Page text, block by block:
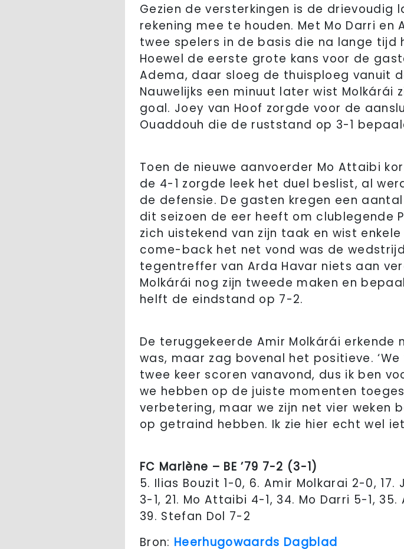
Gezien de versterkingen is de drievoudig
rekening mee te houden. Met Mo Darri
twee spelers in de basis die na lange
Hoewel de eerste grote kans voor de
Adema, daar sloeg de thuisploeg vanuit
Nauwelijks een minuut later wist
goal. Joey van Hoof zorgde voor de
Ouaddouh die de ruststand op 3-1
Toen de nieuwe aanvoerder Mo Attaibi
de 4-1 zorgde leek het duel beslist, al
de defensie. De gasten kregen een
dit seizoen de eer heeft om clublegende
zich uistekend van zijn taak en wist
come-back het net vond was de
tegentreffer van Arda Havar niets aan
Molkárái nog zijn tweede maken en
helft de eindstand op 7-2.
De teruggekeerde Amir Molkárái
was, maar zag bovenal het positieve.
twee keer scoren vanavond, dus ik ben
we hebben op de juiste momenten
verbetering, maar we zijn net vier weken
op getraind hebben. Ik zie hier echt wel
FC Marlène – BE ’79 7-2 (3-1)
5. Ilias Bouzit 1-0, 6. Amir Molkarai 2-0,
3-1, 21. Mo Attaibi 4-1, 34. Mo Darri 5-1,
39. Stefan Dol 7-2
Bron: Heerhugowaards Dagblad